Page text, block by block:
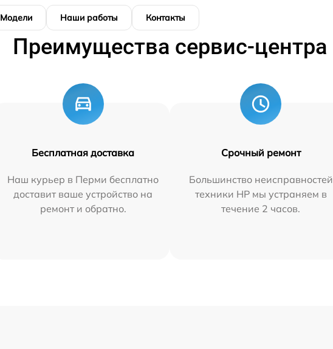
Модели Наши работы Контакты
Преимущества сервис-центра
Бесплатная доставка
Наш курьер в Перми бесплатно
доставит ваше устройство на
ремонт и обратно.
Срочный ремонт
Большинство неисправностей
техники HP мы устраняем в
течение 2 часов.